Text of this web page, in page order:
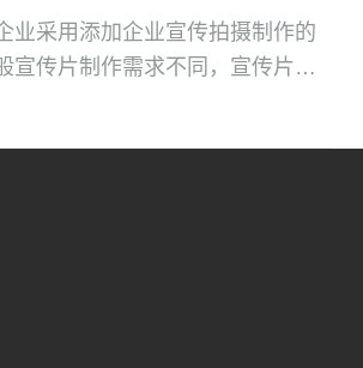
业采用添加企业宣传拍摄制作的
宣传片制作需求不同，宣传片制